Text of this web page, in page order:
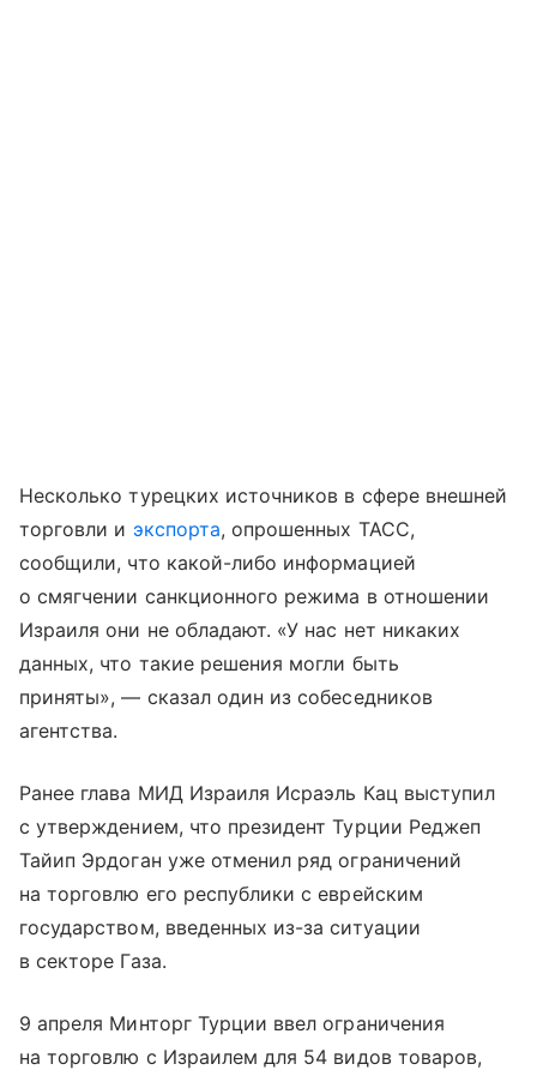
Несколько турецких источников в сфере внешней
торговли и экспорта, опрошенных ТАСС,
сообщили, что какой-либо информацией
о смягчении санкционного режима в отношении
Израиля они не обладают. «У нас нет никаких
данных, что такие решения могли быть
приняты», — сказал один из собеседников
агентства.
Ранее глава МИД Израиля Исраэль Кац выступил
с утверждением, что президент Турции Реджеп
Тайип Эрдоган уже отменил ряд ограничений
на торговлю его республики с еврейским
государством, введенных из-за ситуации
в секторе Газа.
9 апреля Минторг Турции ввел ограничения
на торговлю с Израилем для 54 видов товаров,